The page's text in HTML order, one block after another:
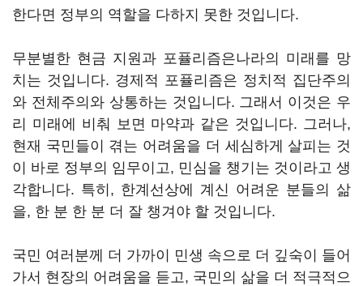
한다면 정부의 역할을 다하지 못한 것입니다.
무분별한 현금 지원과 포퓰리즘은나라의 미래를 망
치는 것입니다. 경제적 포퓰리즘은 정치적 집단주의
와 전체주의와 상통하는 것입니다. 그래서 이것은 우
리 미래에 비춰 보면 마약과 같은 것입니다. 그러나,
현재 국민들이 겪는 어려움을 더 세심하게 살피는 것
이 바로 정부의 임무이고, 민심을 챙기는 것이라고 생
각합니다. 특히, 한계선상에 계신 어려운 분들의 삶
을, 한 분 한 분 더 잘 챙겨야 할 것입니다.
국민 여러분께 더 가까이 민생 속으로 더 깊숙이 들어
가서 현장의 어려움을 듣고, 국민의 삶을 더 적극적으